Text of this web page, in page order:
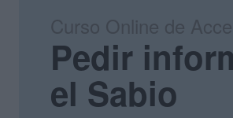
Pedir
el Sabio